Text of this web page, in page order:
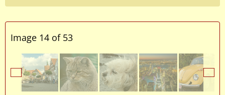
Image 14 of 53